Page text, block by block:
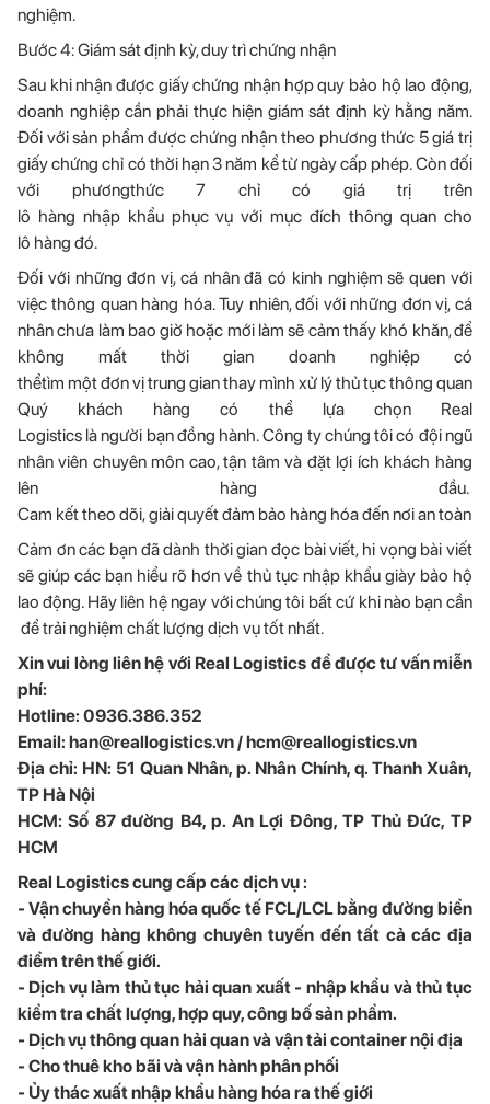
nghiệm.
Bước 4: Giám sát định kỳ, duy trì chứng nhận
Sau khi nhận được giấy chứng nhận hợp quy bảo hộ lao động,
doanh nghiệp cần phải thực hiện giám sát định kỳ hằng năm.
Đối với sản phẩm được chứng nhận theo phương thức 5 giá trị
giấy chứng chỉ có thời hạn 3 năm kể từ ngày cấp phép. Còn đối
với phươngthức 7 chỉ có giá trị trên
lô hàng nhập khẩu phục vụ với mục đích thông quan cho
lô hàng đó.
Đối với những đơn vị, cá nhân đã có kinh nghiệm sẽ quen với
việc thông quan hàng hóa. Tuy nhiên, đối với những đơn vị, cá
nhân chưa làm bao giờ hoặc mới làm sẽ cảm thấy khó khăn, để
không mất thời gian doanh nghiệp có
thểtìm một đơn vị trung gian thay mình xử lý thủ tục thông quan
Quý khách hàng có thể lựa chọn Real
Logistics là người bạn đồng hành. Công ty chúng tôi có đội ngũ
nhân viên chuyên môn cao, tận tâm và đặt lợi ích khách hàng
lên hàng đầu.
Cam kết theo dõi, giải quyết đảm bảo hàng hóa đến nơi an toàn
Cảm ơn các bạn đã dành thời gian đọc bài viết, hi vọng bài viết
sẽ giúp các bạn hiểu rõ hơn về thủ tục nhập khẩu giày bảo hộ
lao động. Hãy liên hệ ngay với chúng tôi bất cứ khi nào bạn cần
để trải nghiệm chất lượng dịch vụ tốt nhất.
Xin vui lòng liên hệ với Real Logistics để được tư vấn miễn
phí:
Hotline: 0936.386.352
Email: han@reallogistics.vn / hcm@reallogistics.vn
Địa chỉ: HN: 51 Quan Nhân, p. Nhân Chính, q. Thanh Xuân,
TP Hà Nội
HCM: Số 87 đường B4, p. An Lợi Đông, TP Thủ Đức, TP
HCM
Real Logistics cung cấp các dịch vụ :
- Vận chuyển hàng hóa quốc tế FCL/LCL bằng đường biển
và đường hàng không chuyên tuyến đến tất cả các địa
điểm trên thế giới.
- Dịch vụ làm thủ tục hải quan xuất - nhập khẩu và thủ tục
kiểm tra chất lượng, hợp quy, công bố sản phẩm.
- Dịch vụ thông quan hải quan và vận tải container nội địa
- Cho thuê kho bãi và vận hành phân phối
- Ủy thác xuất nhập khẩu hàng hóa ra thế giới